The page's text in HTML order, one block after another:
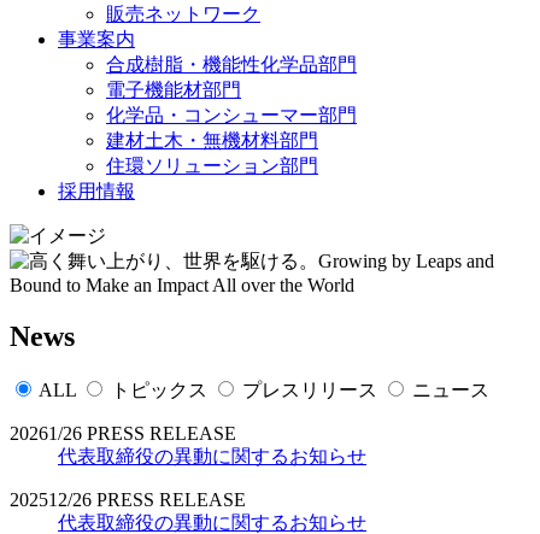
販売ネットワーク
事業案内
合成樹脂・機能性化学品部門
電子機能材部門
化学品・コンシューマー部門
建材土木・無機材料部門
住環ソリューション部門
採用情報
News
ALL トピックス プレスリリース ニュース
20261/26 PRESS RELEASE
代表取締役の異動に関するお知らせ
202512/26 PRESS RELEASE
代表取締役の異動に関するお知らせ